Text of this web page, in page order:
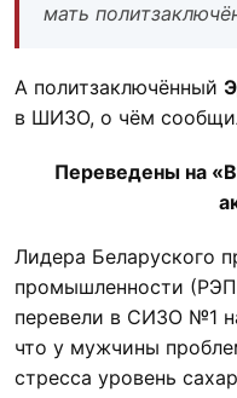
мать
А политзаключённый
в ШИЗО, о чём
Переведены на
Лидера Беларуского
промышленности
перевели в СИЗО №1
что у мужчины
стресса уровень